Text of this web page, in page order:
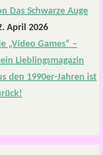
Das Schwarze Auge
April 2026
„Video Games“ –
Lieblingsmagazin
den 1990er-Jahren ist